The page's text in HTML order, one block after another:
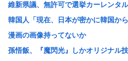
中国政府、強烈な不満を表明「泥棒
【速報】 記者「中革連は食料品消費
高市総理の非核三原則「堅持しなが
「盗人たけだけしい」中国国防省が
維新県議、無許可で選挙カーレンタ
韓国人「現在、日本が密かに韓国か
漫画の画像持ってないか
孫悟飯、『魔閃光』しかオリジナル